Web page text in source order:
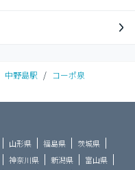
中野島駅 / コーポ泉
山形県 福島県
茨城県
神奈川県 新潟県
富山県